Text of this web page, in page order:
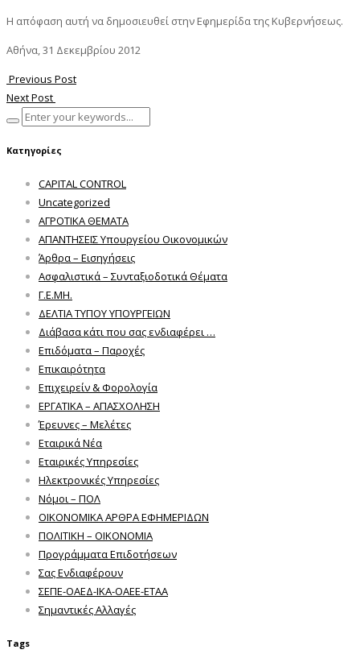
Η απόφαση αυτή να δημοσιευθεί στην Εφημερίδα της Κυβερνήσεως.
Αθήνα, 31 Δεκεμβρίου 2012
Previous Post
Next Post
Κατηγορίες
CAPITAL CONTROL
Uncategorized
ΑΓΡΟΤΙΚΑ ΘΕΜΑΤΑ
ΑΠΑΝΤΗΣΕΙΣ Υπουργείου Οικονομικών
Άρθρα – Εισηγήσεις
Ασφαλιστικά – Συνταξιοδοτικά Θέματα
Γ.Ε.ΜΗ.
ΔΕΛΤΙΑ ΤΥΠΟΥ ΥΠΟΥΡΓΕΙΩΝ
Διάβασα κάτι που σας ενδιαφέρει …
Επιδόματα – Παροχές
Επικαιρότητα
Επιχειρείν & Φορολογία
ΕΡΓΑΤΙΚΑ – ΑΠΑΣΧΟΛΗΣΗ
Έρευνες – Μελέτες
Εταιρικά Νέα
Εταιρικές Υπηρεσίες
Ηλεκτρονικές Υπηρεσίες
Νόμοι – ΠΟΛ
ΟΙΚΟΝΟΜΙΚΑ ΑΡΘΡΑ ΕΦΗΜΕΡΙΔΩΝ
ΠΟΛΙΤΙΚΗ – ΟΙΚΟΝΟΜΙΑ
Προγράμματα Επιδοτήσεων
Σας Ενδιαφέρουν
ΣΕΠΕ-ΟΑΕΔ-ΙΚΑ-ΟΑΕΕ-ΕΤΑΑ
Σημαντικές Αλλαγές
Tags